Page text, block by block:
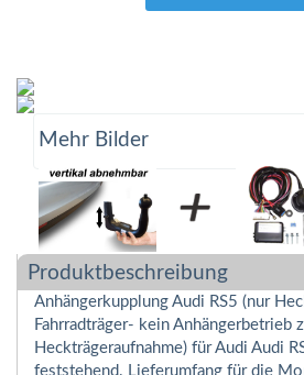
Mehr Bilder
Produktbeschreibung
Anhängerkupplung Audi RS5 (nur
Fahrradträger- kein Anhängerbetrieb
Heckträgeraufnahme) für Audi Audi
feststehend. Lieferumfang für die